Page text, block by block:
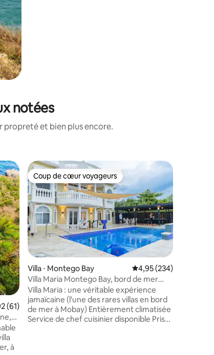
notées
propreté et bien plus encore.
: 4,97 sur 5
moyenne sur la base de 61 commentaires : 4,92 sur 5
(61)
à
Coup de cœur voyageurs
Coup de cœur voyageurs
Villa ⋅ Montego Bay Évaluation moyenne
4,95 (234)
Villa Maria Montego Bay, bord de mer
avec piscine
Villa Maria : une véritable expérience
jamaïcaine (l'une des rares villas en bord
de mer à Mobay) Entièrement climatisée
Service de chef cuisinier disponible Prise